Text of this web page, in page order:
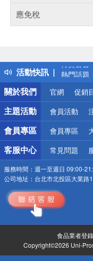
應免稅
活動快訊
得獎公告
熱門話題
銀行優惠
偏遠地區
詐騙網頁
關於我們
官網 促銷
主題活動 會員活動
會員專區 會員專區
客服中心 常見問題
服務時間： 週一至週日 09:00-
公司地址： 台北市北投區大業路
食品業者登
Copyright©2026 Uni-